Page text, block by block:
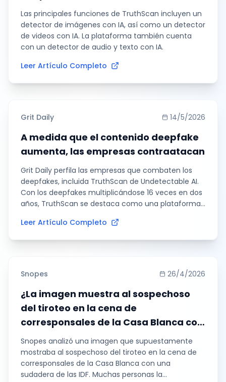
Las principales funciones de TruthScan incluyen un
detector de imágenes con IA, así como un detector
de videos con IA. La plataforma también cuenta
con un detector de audio y texto con IA.
Leer Artículo Completo
Grit Daily 14/5/2026
A medida que el contenido deepfake
aumenta, las empresas contraatacan
Grit Daily perfila las empresas que combaten los
deepfakes, incluida TruthScan de Undetectable AI.
Con los deepfakes multiplicándose 16 veces en dos
años, TruthScan se destaca como una plataforma
en busca de signos de generación por IA.
Leer Artículo Completo
Snopes 26/4/2026
¿La imagen muestra al sospechoso
del tiroteo en la cena de
corresponsales de la Casa Blanca con
una sudadera de las IDF? Lo que
sabemos
Snopes analizó una imagen que supuestamente
mostraba al sospechoso del tiroteo en la cena de
corresponsales de la Casa Blanca con una
sudadera de las IDF. Muchas personas la